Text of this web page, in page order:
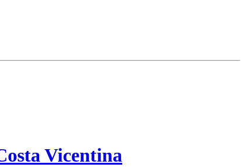
Vicentina